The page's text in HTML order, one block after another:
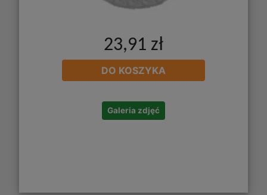
23,91 zł
DO KOSZYKA
Galeria zdjęć